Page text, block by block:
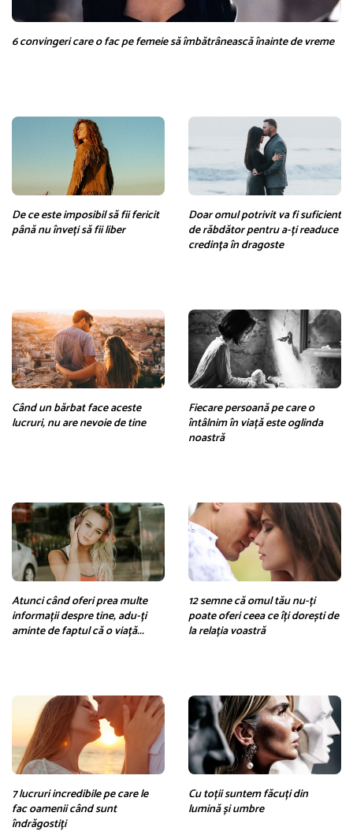
6 convingeri care o fac pe femeie să îmbătrânească înainte de vreme
De ce este imposibil să fii fericit
până nu înveți să fii liber
Doar omul potrivit va fi suficient
de răbdător pentru a-ți readuce
credința în dragoste
Când un bărbat face aceste
lucruri, nu are nevoie de tine
Fiecare persoană pe care o
întâlnim în viață este oglinda
noastră
Atunci când oferi prea multe
informații despre tine, adu-ți
aminte de faptul că o viață...
12 semne că omul tău nu-ți
poate oferi ceea ce îți dorești de
la relația voastră
7 lucruri incredibile pe care le
fac oamenii când sunt
îndrăgostiți
Cu toții suntem făcuți din
lumină și umbre